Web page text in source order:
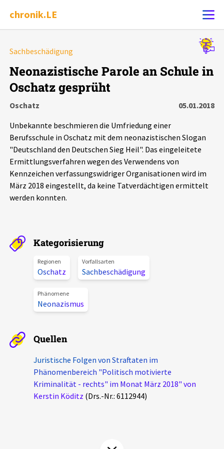
chronik.LE
Chronik
Leipziger Zustände
Schlaglichter
Aktuelles
Alle Beiträge
Veranstaltungen
Pressemitteilungen
Über uns
Projektbeschreibung
Kontakt
Unterstützer_innen
chronik.LE in der Presse
Sachbeschädigung
Neonazistische Parole an Schule in
Oschatz gesprüht
Oschatz
05.01.2018
Unbekannte beschmieren die Umfriedung einer
Berufsschule in Oschatz mit dem neonazistischen Slogan
"Deutschland den Deutschen Sieg Heil". Das eingeleitete
Ermittlungsverfahren wegen des Verwendens von
Kennzeichen verfassungswidriger Organisationen wird im
März 2018 eingestellt, da keine Tatverdächtigen ermittelt
werden konnten.
Kategorisierung
Regionen
Oschatz
Vorfallsarten
Sachbeschädigung
Phänomene
Neonazismus
Quellen
Juristische Folgen von Straftaten im
Phänomenbereich "Politisch motivierte
Kriminalität - rechts" im Monat März 2018" von
Kerstin Köditz (Drs.-Nr.: 6112944)
Alle Ereignisse
Ereignisse
Ereignisse